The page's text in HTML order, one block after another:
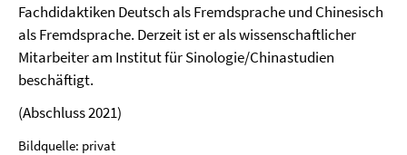
Fachdidaktiken Deutsch als Fremdsprache und Chinesisch
als Fremdsprache. Derzeit ist er als wissenschaftlicher
Mitarbeiter am Institut für Sinologie/Chinastudien
beschäftigt.
(Abschluss 2021)
Bildquelle: privat